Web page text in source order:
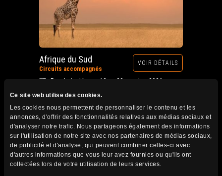
Ce site web utilise des cookies.
Les cookies nous permettent de personnaliser le contenu et les
annonces, d'offrir des fonctionnalités relatives aux médias sociaux et
d'analyser notre trafic. Nous partageons également des informations
sur l'utilisation de notre site avec nos partenaires de médias sociaux,
de publicité et d'analyse, qui peuvent combiner celles-ci avec
d'autres informations que vous leur avez fournies ou qu'ils ont
collectées lors de votre utilisation de leurs services.
Afrique du Sud
Circuits accompagnés
VOIR DÉTAILS
Prochain départ : 12 au 28 octobre 2026